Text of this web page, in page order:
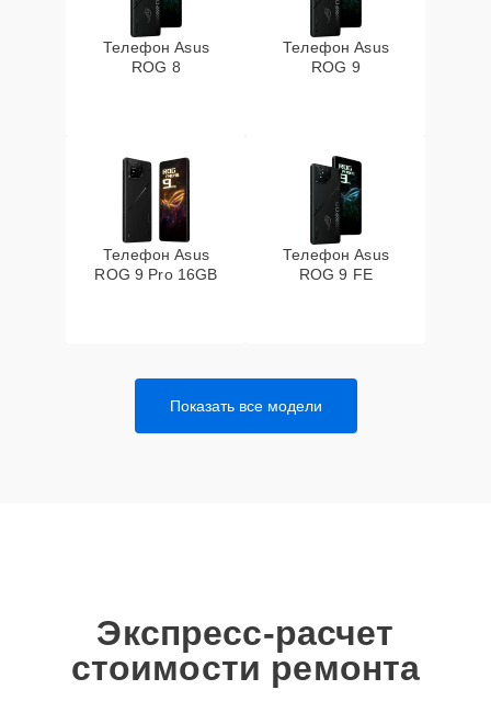
Телефон Asus
ROG 8
Телефон Asus
ROG 9
Телефон Asus
ROG 9 Pro 16GB
Телефон Asus
ROG 9 FE
Показать все модели
Экспресс-расчет
стоимости ремонта